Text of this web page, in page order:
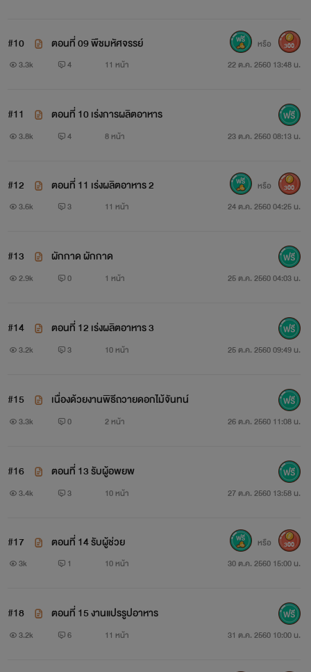
#10 ตอนที่ 09 พืชมหัศจรรย์
3.3k 4 11 หน้า 22 ต.ค. 2560 13:48 น.
หรือ 300
#11 ตอนที่ 10 เร่งการผลิตอาหาร
3.8k 4 8 หน้า 23 ต.ค. 2560 08:13 น.
#12 ตอนที่ 11 เร่งผลิตอาหาร 2
3.6k 3 11 หน้า 24 ต.ค. 2560 04:25 น.
หรือ 300
#13 ผักกาด ผักกาด
2.9k 0 1 หน้า 25 ต.ค. 2560 04:03 น.
#14 ตอนที่ 12 เร่งผลิตอาหาร 3
3.2k 3 10 หน้า 25 ต.ค. 2560 09:49 น.
#15 เนื่องด้วยงานพิธีถวายดอกไม้จันทน์
3.3k 0 2 หน้า 26 ต.ค. 2560 11:08 น.
#16 ตอนที่ 13 รับผู้อพยพ
3.4k 3 10 หน้า 27 ต.ค. 2560 13:58 น.
#17 ตอนที่ 14 รับผู้ช่วย
3k 1 10 หน้า 30 ต.ค. 2560 15:00 น.
หรือ 300
#18 ตอนที่ 15 งานแปรรูปอาหาร
3.2k 6 11 หน้า 31 ต.ค. 2560 10:00 น.